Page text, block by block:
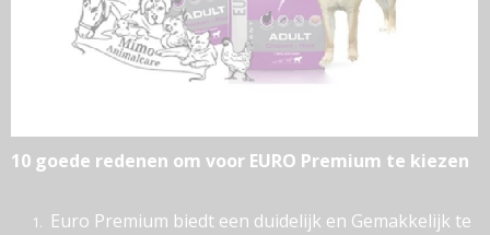
10 goede redenen om voor EURO Premium te kiezen
Euro Premium biedt een duidelijk en Gemakkelijk te